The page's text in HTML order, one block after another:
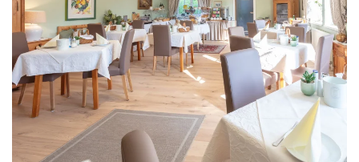
Grössere Ansicht